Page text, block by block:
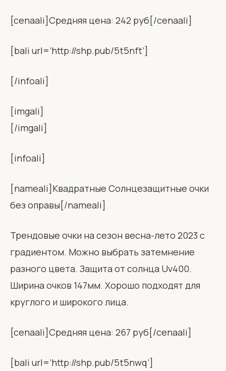
[cenaali]Средняя цена: 242 руб[/cenaali]
[bali url=’http://shp.pub/5t5nft’]
[/infoali]
[imgali]
[/imgali]
[infoali]
[nameali]Квадратные Солнцезащитные очки
без оправы[/nameali]
Трендовые очки на сезон весна-лето 2023 с
градиентом. Можно выбрать затемнение
разного цвета. Защита от солнца Uv400.
Ширина очков 147мм. Хорошо подходят для
круглого и широкого лица.
[cenaali]Средняя цена: 267 руб[/cenaali]
[bali url=’http://shp.pub/5t5nwq’]